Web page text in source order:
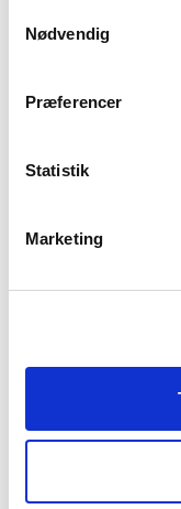
Nødvendig
Præferencer
Statistik
Marketing
Arrangør:
11. SEPTEMBER
til DFS' fondskursus.
Kursus:
Få inspiration og